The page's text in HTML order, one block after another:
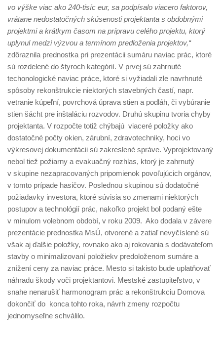
vo výške viac ako 240-tisíc eur, sa podpísalo viacero faktorov,
vrátane nedostatočných skúsenosti projektanta s obdobnými
projektmi a krátkym časom na prípravu celého projektu, ktorý
uplynul medzi výzvou a termínom predloženia projektov,“
zdôraznila prednostka pri prezentácii sumáru naviac prác, ktoré
sú rozdelené do štyroch kategórií. V prvej sú zahrnuté
techonologické naviac práce, ktoré si vyžiadali zle navrhnuté
spôsoby rekonštrukcie niektorých stavebných častí, napr.
vetranie kúpeľní, povrchová úprava stien a podláh, či vybúranie
stien šácht pre inštaláciu rozvodov. Druhú skupinu tvoria chyby
projektanta. V rozpočte totiž chýbajú viaceré položky ako
dostatočné počty okien, zárubní, zdravotechniky, hoci vo
výkresovej dokumentácii sú zakreslené správe. Vyprojektovaný
nebol tiež požiarny a evakuačný rozhlas, ktorý je zahrnutý
v skupine nezapracovaných pripomienok povoľujúcich orgánov,
v tomto prípade hasičov. Poslednou skupinou sú dodatočné
požiadavky investora, ktoré súvisia so zmenami niektorých
postupov a technológií prác, nakoľko projekt bol podaný ešte
v minulom volebnom období, v roku 2009. Ako dodala v závere
prezentácie prednostka MsÚ, otvorené a zatiaľ nevyčíslené sú
však aj ďalšie položky, rovnako ako aj rokovania s dodávateľom
stavby o minimalizovaní položiekv predoloženom sumáre a
znížení ceny za naviac práce. Mesto si takisto bude uplatňovať
náhradu škody voči projektantovi. Mestské zastupiteľstvo, v
snahe nenarušiť harmonogram prác a rekonštrukciu Domova
dokončiť do konca tohto roka, návrh zmeny rozpočtu
jednomyseľne schválilo.